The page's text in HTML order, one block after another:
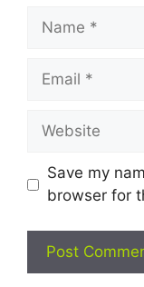
Name
Email
Website
Save my
browser for